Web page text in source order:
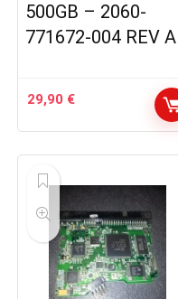
500GB – 2060-
771672-004 REV A
29,90 €